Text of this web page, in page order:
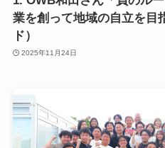
業を創って地域の自立を目
ド）
2025年11月24日